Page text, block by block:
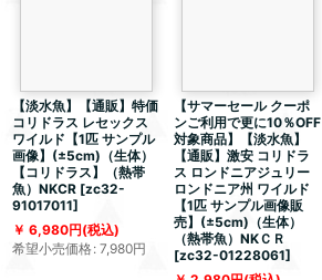
【淡水魚】【通販】特価
コリドラス レセックス
ワイルド【1匹 サンプル
画像】(±5cm)（生体）
【コリドラス】（熱帯
魚）NKCR [zc32-
91017011]
6,980円(税込)
希望小売価格: 7,980円
【サマーセール クーポ
ンご利用で更に10％OFF
対象商品】【淡水魚】
【通販】激安 コリドラ
ス ロンドニアジュリー
ロンドニア州 ワイルド
【1匹 サンプル画像販
売】(±5cm)（生体）
（熱帯魚）NKＣＲ
[zc32-01228061]